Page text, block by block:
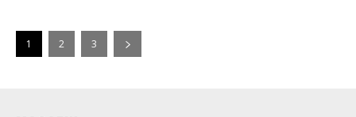
1 2 3